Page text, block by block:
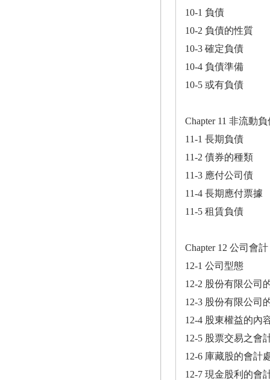
10-1 負債
10-2 負債的性質
10-3 確定負債
10-4 負債準備
10-5 或有負債
Chapter 11 非流動負
11-1 長期負債
11-2 債券的種類
11-3 應付公司債
11-4 長期應付票據
11-5 租賃負債
Chapter 12 公司會計
12-1 公司型態
12-2 股份有限公司
12-3 股份有限公司
12-4 股東權益的內
12-5 股票交易之會
12-6 庫藏股的會計
12-7 現金股利的會